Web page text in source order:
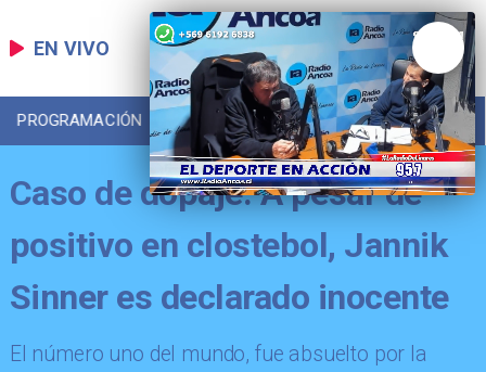
EN VIVO
PROGRAMACIÓN LOCAL DEPORTES
Caso de dopaje: A pesar de
positivo en clostebol, Jannik
Sinner es declarado inocente
​El número uno del mundo, fue absuelto por la